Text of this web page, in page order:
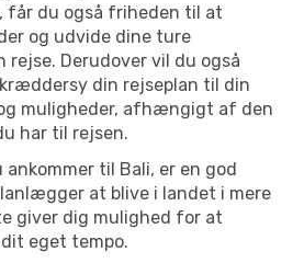
får du også friheden til at
og udvide dine ture
rejse. Derudover vil du også
din rejseplan til din
muligheder, afhængigt af den
har til rejsen.
til Bali, er en god
at blive i landet i mere
giver dig mulighed for at
eget tempo.